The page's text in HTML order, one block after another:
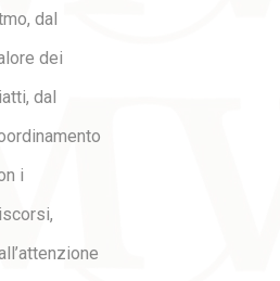
dal
dei
dal
i